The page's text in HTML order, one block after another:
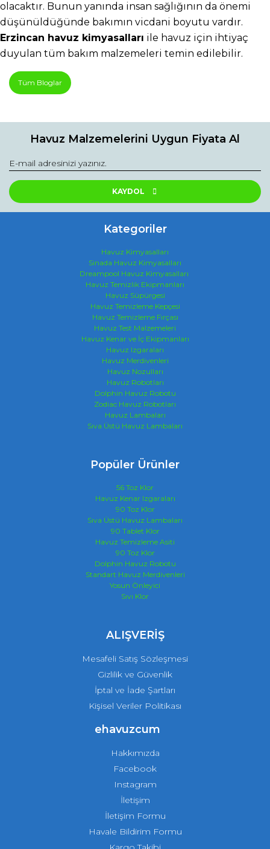
olacaktır. Bunun yanında insan sağlığının da önemi
Erzincan havuz kimyasalları ile havuz için ihtiyaç
duyulan tüm bakım malzemeleri temin edilebilir.
Tüm Bloglar
Havuz Malzemelerini Uygun Fiyata Al
KAYDOL
Kategoriler
Havuz Kimyasalları
Sinada Havuz Kimyasalları
Dreampool Havuz Kimyasalları
Havuz Temizlik Ekipmanları
Havuz Süpürgesi
Havuz Temizleme Kepçesi
Havuz Temizleme Fırçası
Havuz Test Malzemeleri
Havuz Kenar ve İç Ekipmanları
Havuz Izgaraları
Havuz Merdivenleri
Havuz Nozulları
Havuz Robotları
Dolphin Havuz Robotu
Zodiac Havuz Robotları
Havuz Lambaları
Sıva Üstü Havuz Lambaları
Popüler Ürünler
56 Toz Klor
Havuz Kenar Izgaraları
90 Toz Klor
Sıva Üstü Havuz Lambaları
90 Tablet Klor
Havuz Temizleme Asiti
90 Toz Klor
Dolphin Havuz Robotu
Standart Havuz Merdivenleri
Yosun Önleyici
Sıvı Klor
ALIŞVERİŞ
Mesafeli Satış Sözleşmesi
Gizlilik ve Güvenlik
İptal ve İade Şartları
Kişisel Veriler Politikası
ehavuzcum
Hakkımızda
Facebook
Instagram
İletişim
İletişim Formu
Havale Bildirim Formu